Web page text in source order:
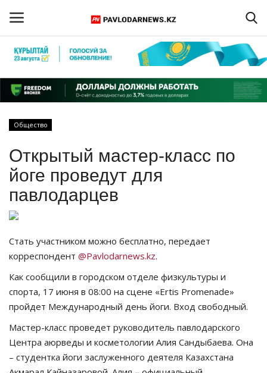
Регистрация
Главная
ПАВЛОДАРСКАЯ ОБЛАСТЬ
КАЗАХСТАН
СПЕЦПРОЕКТЫ
СПОРТ
РАЗВЛЕЧЕНИЯ
Общество
Открытый мастер-класс по
йоге проведут для
павлодарцев
Стать участником можно бесплатно, передает
корреспондент @Pavlodarnews.kz.
Как сообщили в городском отделе физкультуры и
спорта, 17 июня в 08:00 на сцене «Ertis Promenade»
пройдет Международный день йоги. Вход свободный.
Мастер-класс проведет руководитель павлодарского
Центра аюрведы и косметологии Алия Сандыбаева. Она
– студентка йоги заслуженного деятеля Казахстана